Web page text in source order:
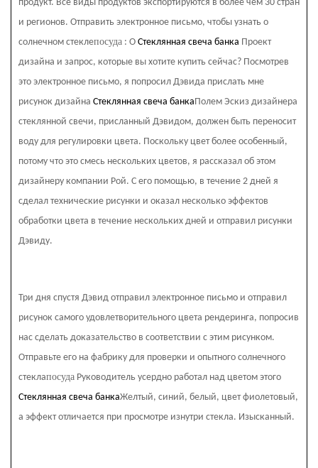
продукт. Все виды продуктов экспортируются в более чем 30 стран
и регионов. Отправить электронное письмо, чтобы узнать о
солнечном стеклепосуда : О Стеклянная свеча банка Проект
дизайна и запрос, которые вы хотите купить сейчас? Посмотрев
это электронное письмо, я попросил Дэвида прислать мне
рисунок дизайна Стеклянная свеча банкаПолем Эскиз дизайнера
стеклянной свечи, присланный Дэвидом, должен быть переносит
воду для регулировки цвета. Поскольку цвет более особенный,
потому что это смесь нескольких цветов, я рассказал об этом
дизайнеру компании Рой. С его помощью, в течение 2 дней я
сделал технические рисунки и оказал несколько эффектов
обработки цвета в течение нескольких дней и отправил рисунки
Дэвиду.
Три дня спустя Дэвид отправил электронное письмо и отправил
рисунок самого удовлетворительного цвета рендеринга, попросив
нас сделать доказательство в соответствии с этим рисунком.
Отправьте его на фабрику для проверки и опытного солнечного
стеклапосуда Руководитель усердно работал над цветом этого
Стеклянная свеча банкаЖелтый, синий, белый, цвет фиолетовый,
а эффект отличается при просмотре изнутри стекла. Изысканный.